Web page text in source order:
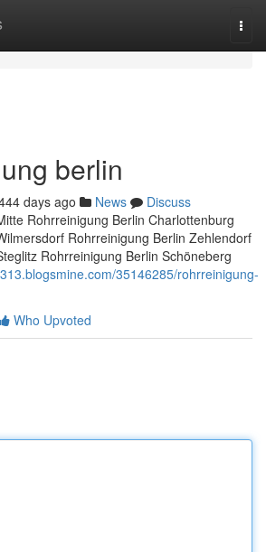
berlin
days ago News
Discuss
Rohrreinigung Berlin Charlottenburg
Rohrreinigung Berlin Zehlendorf
Rohrreinigung Berlin Schöneberg
35146285/rohrreinigung-
Who Upvoted